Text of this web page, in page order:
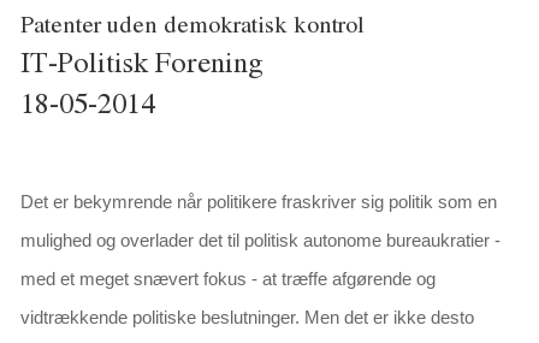
Patenter uden demokratisk kontrol
IT-Politisk Forening
18-05-2014
Det er bekymrende når politikere fraskriver sig politik som en
mulighed og overlader det til politisk autonome bureaukratier -
med et meget snævert fokus - at træffe afgørende og
vidtrækkende politiske beslutninger. Men det er ikke desto